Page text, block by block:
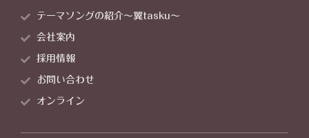
テーマソングの紹介～翼tasku～
会社案内
採用情報
お問い合わせ
オンライン